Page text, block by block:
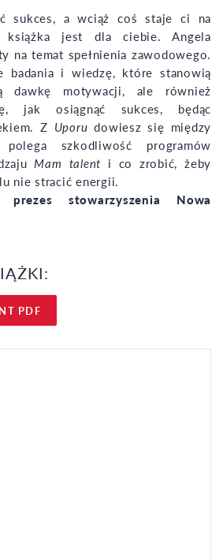
sukces, a wciąż coś staje ci na
jest dla ciebie. Angela
na temat spełnienia zawodowego.
badania i wiedzę, które stanowią
dawkę motywacji, ale również
jak osiągnąć sukces, będąc
Z Uporu dowiesz się między
szkodliwość programów
Mam talent i co zrobić, żeby
nie stracić energii.
prezes stowarzyszenia Nowa
PDF